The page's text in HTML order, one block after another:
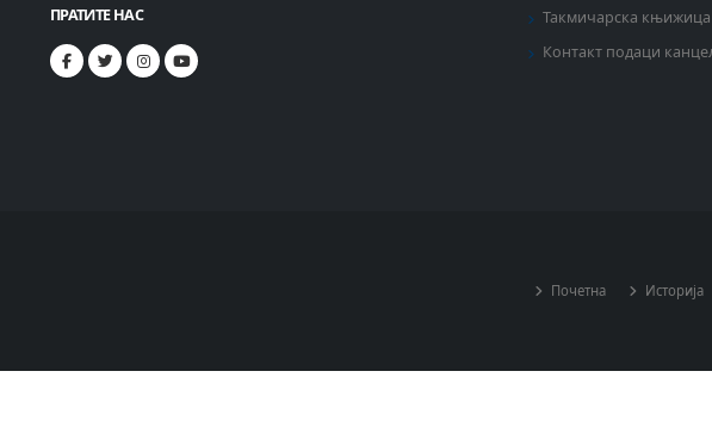
ПРАТИТЕ НАС
Такмичарска књижица
Контакт подаци
Почетна Историја